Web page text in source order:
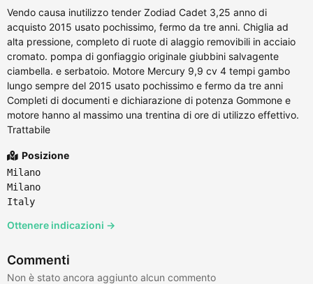
Vendo causa inutilizzo tender Zodiad Cadet 3,25 anno di
acquisto 2015 usato pochissimo, fermo da tre anni. Chiglia ad
alta pressione, completo di ruote di alaggio removibili in acciaio
cromato. pompa di gonfiaggio originale giubbini salvagente
ciambella. e serbatoio. Motore Mercury 9,9 cv 4 tempi gambo
lungo sempre del 2015 usato pochissimo e fermo da tre anni
Completi di documenti e dichiarazione di potenza Gommone e
motore hanno al massimo una trentina di ore di utilizzo effettivo.
Trattabile
Posizione
Milano
Milano
Italy
Ottenere indicazioni →
Commenti
Non è stato ancora aggiunto alcun commento